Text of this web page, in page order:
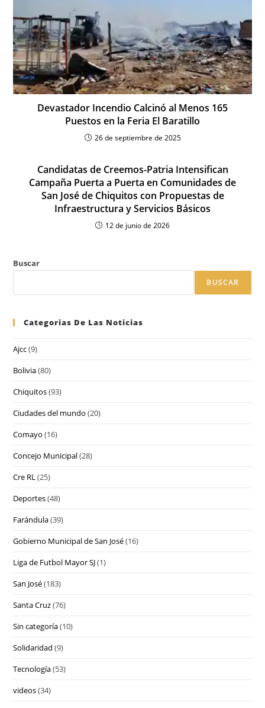
Devastador Incendio Calcinó al Menos 165
Puestos en la Feria El Baratillo
26 de septiembre de 2025
Candidatas de Creemos-Patria Intensifican
Campaña Puerta a Puerta en Comunidades de
San José de Chiquitos con Propuestas de
Infraestructura y Servicios Básicos
12 de junio de 2026
Buscar
BUSCAR
Categorias De Las Noticias
Ajcc(9)
Bolivia(80)
Chiquitos(93)
Ciudades del mundo (20)
Comayo (16)
Concejo Municipal(28)
Cre RL (25)
Deportes(48)
Farándula(39)
Gobierno Municipal de San José(16)
Liga de Futbol Mayor SJ(1)
San José(183)
Santa Cruz(76)
Sin categoría(10)
Solidaridad (9)
Tecnología(53)
videos(34)